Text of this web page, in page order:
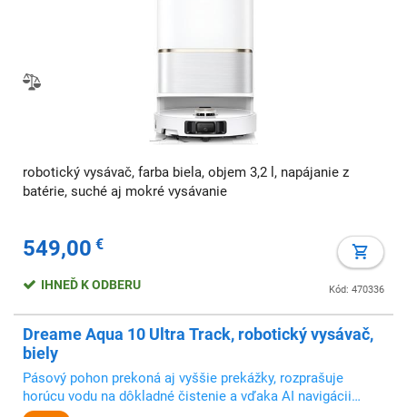
robotický vysávač, farba biela, objem 3,2 l, napájanie z
batérie, suché aj mokré vysávanie
549,00 €
Kód: 470336
IHNEĎ K ODBERU
Dreame Aqua 10 Ultra Track, robotický vysávač,
biely
Pásový pohon prekoná aj vyššie prekážky, rozprašuje
horúcu vodu na dôkladné čistenie a vďaka AI navigácii